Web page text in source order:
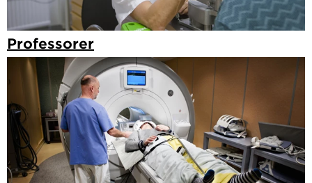
Professorer